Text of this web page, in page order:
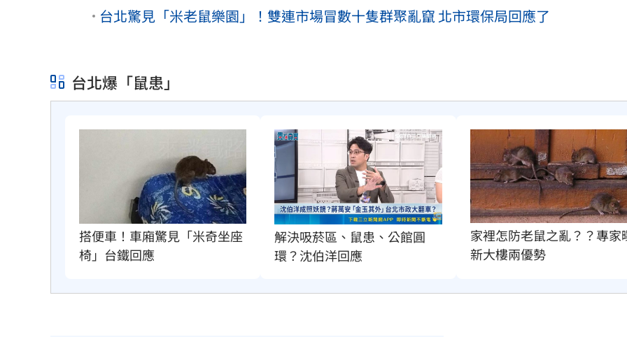
台北驚見「米老鼠樂園」！雙連市場冒數十隻群聚亂竄 北市環保局回應了
台北爆「鼠患」
搭便車！車廂驚見「米奇坐座
椅」台鐵回應
解決吸菸區、鼠患、公館圓
環？沈伯洋回應
家裡怎防老鼠之亂？？專家
新大樓兩優勢